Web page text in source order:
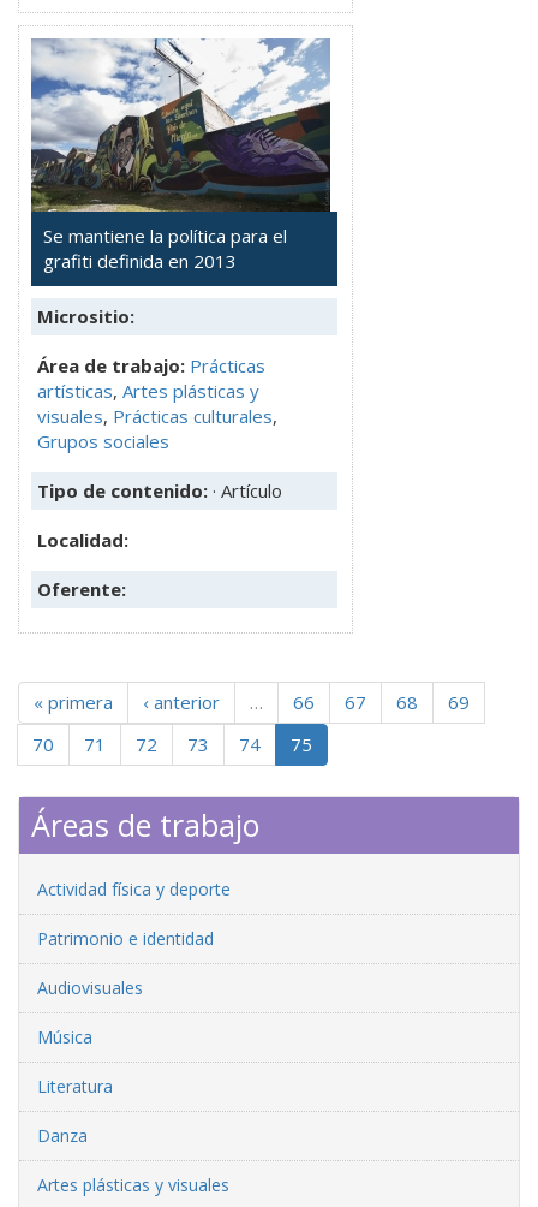
Se mantiene la política para el
grafiti definida en 2013
Micrositio:
Área de trabajo: Prácticas
artísticas, Artes plásticas y
visuales, Prácticas culturales,
Grupos sociales
Tipo de contenido: · Artículo
Localidad:
Oferente:
« primera ‹ anterior … 66 67 68
69
70
71 72 73 74 75
Áreas de trabajo
Actividad física y deporte
Patrimonio e identidad
Audiovisuales
Música
Literatura
Danza
Artes plásticas y visuales